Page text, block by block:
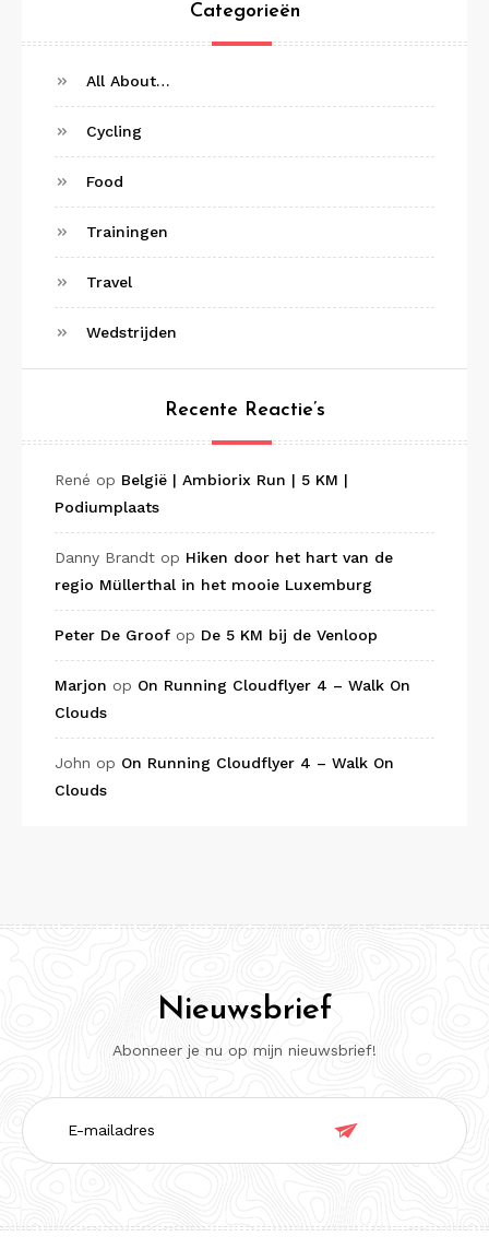
Categorieën
All About…
Cycling
Food
Trainingen
Travel
Wedstrijden
Recente Reactie’s
René op België | Ambiorix Run | 5 KM |
Podiumplaats
Danny Brandt op Hiken door het hart van de
regio Müllerthal in het mooie Luxemburg
Peter De Groof op De 5 KM bij de Venloop
Marjon op On Running Cloudflyer 4 – Walk On
Clouds
John op On Running Cloudflyer 4 – Walk On
Clouds
Nieuwsbrief
Abonneer je nu op mijn nieuwsbrief!
E-
mailadres
